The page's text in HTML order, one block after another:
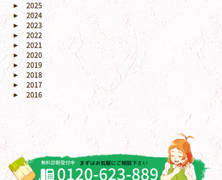
►
2025
►
2024
►
2023
► 2022
►
2021
►
2020
►
2019
► 2018
►
2017
►
2016